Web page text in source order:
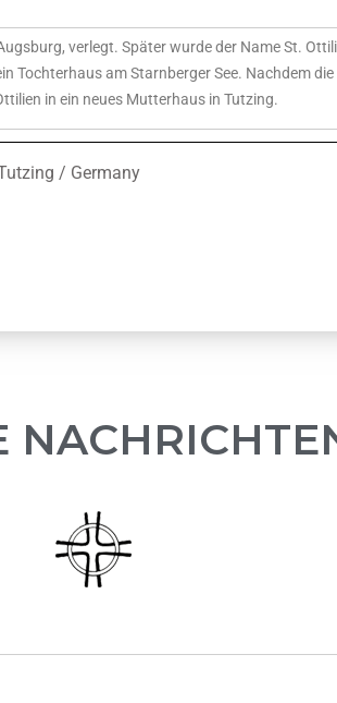
verlegt. Später wurde der Name St.
Tochterhaus am Starnberger See. Nachdem
in ein neues Mutterhaus in Tutzing.
/ Germany